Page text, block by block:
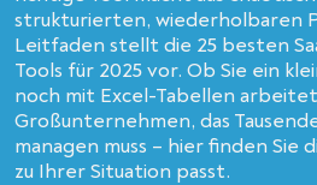
strukturierten, wiederholbaren
Leitfaden stellt die 25 besten
Tools für 2025 vor. Ob Sie ein
noch mit Excel-Tabellen
Großunternehmen, das
managen muss – hier finden Sie
zu Ihrer Situation passt.